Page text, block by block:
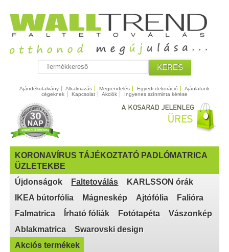
KERES
Ajándékutalvány Alkalmazás Megrendelés Egyedi dekoráció
Ajánlatunk
cégeknek
Kapcsolat Akciók Ingyenes színminta kérése
KORONAVÍRUS TÁJÉKOZTATÓ PADLÓMATRICA
ÜZLETEKBE
Újdonságok
Faltetoválás
KARLSSON órák
IKEA bútorfólia
Mágneskép Ajtófólia
Falióra
Falmatrica
Írható fóliák Fotótapéta
Vászonkép
Ablakmatrica
Swarovski design
Akciós termékek